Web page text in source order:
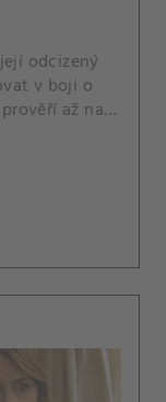
odcizený
v boji o
až na